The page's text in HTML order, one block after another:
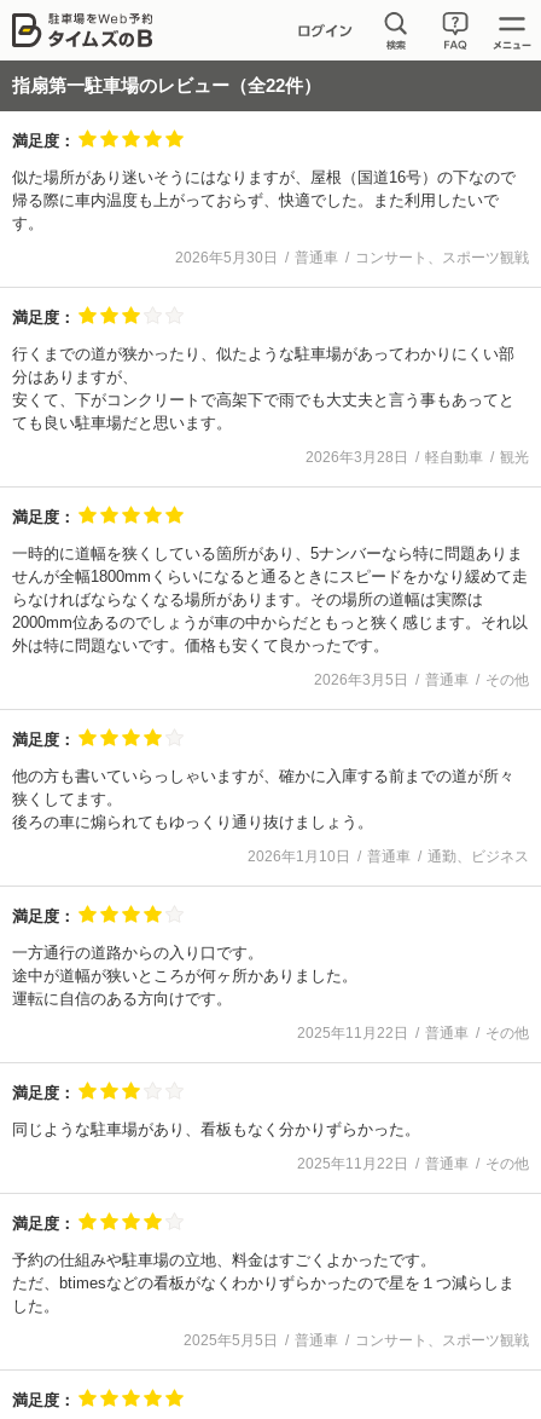
指扇第一駐車場のレビュー（全22件）
満足度：
似た場所があり迷いそうにはなりますが、屋根（国道16号）の下なので
帰る際に車内温度も上がっておらず、快適でした。また利用したいで
す。
2026年5月30日 普通車 コンサート、スポーツ観戦
満足度：
行くまでの道が狭かったり、似たような駐車場があってわかりにくい部
分はありますが、
安くて、下がコンクリートで高架下で雨でも大丈夫と言う事もあってと
ても良い駐車場だと思います。
2026年3月28日 軽自動車 観光
満足度：
一時的に道幅を狭くしている箇所があり、5ナンバーなら特に問題ありま
せんが全幅1800mmくらいになると通るときにスピードをかなり緩めて走
らなければならなくなる場所があります。その場所の道幅は実際は
2000mm位あるのでしょうが車の中からだともっと狭く感じます。それ以
外は特に問題ないです。価格も安くて良かったです。
2026年3月5日 普通車 その他
満足度：
他の方も書いていらっしゃいますが、確かに入庫する前までの道が所々
狭くしてます。
後ろの車に煽られてもゆっくり通り抜けましょう。
2026年1月10日 普通車 通勤、ビジネス
満足度：
一方通行の道路からの入り口です。
途中が道幅が狭いところが何ヶ所かありました。
運転に自信のある方向けです。
2025年11月22日 普通車 その他
満足度：
同じような駐車場があり、看板もなく分かりずらかった。
2025年11月22日 普通車 その他
満足度：
予約の仕組みや駐車場の立地、料金はすごくよかったです。
ただ、btimesなどの看板がなくわかりずらかったので星を１つ減らしま
した。
2025年5月5日 普通車 コンサート、スポーツ観戦
満足度：